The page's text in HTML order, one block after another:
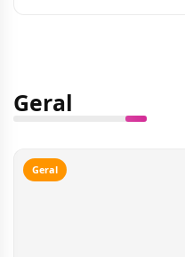
Geral
Geral